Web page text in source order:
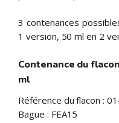
3 contenances
1 version, 50 ml en 2
Contenance du
ml
Référence du flacon :
Bague : FEA15